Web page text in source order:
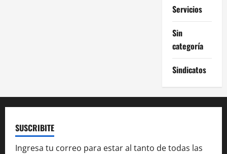
Servicios
Sin
categoría
Sindicatos
SUSCRIBITE
Ingresa tu correo para estar al tanto de todas las